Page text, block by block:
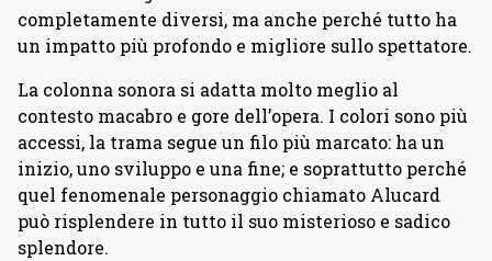
completamente diversi, ma anche perché tutto ha
un impatto più profondo e migliore sullo spettatore.
La colonna sonora si adatta molto meglio al
contesto macabro e gore dell’opera. I colori sono più
accessi, la trama segue un filo più marcato: ha un
inizio, uno sviluppo e una fine; e soprattutto perché
quel fenomenale personaggio chiamato Alucard
può risplendere in tutto il suo misterioso e sadico
splendore.